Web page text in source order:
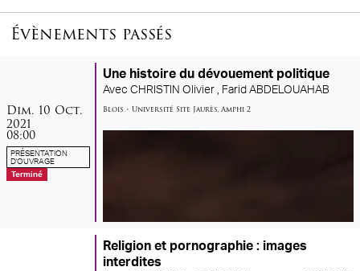
Évènements passés
dimanche
Dim. 10 octobre
Oct.
2021
08:00
PRÉSENTATION
D'OUVRAGE
Terminé
Une histoire du dévouement politique
Avec CHRISTIN Olivier ,
Farid ABDELOUAHAB
Blois • Université Site Jaurès, Amphi 2
Religion et pornographie : images
interdites